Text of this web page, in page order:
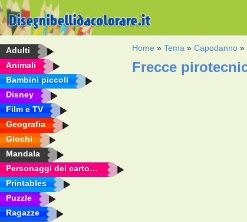
Adulti
Animali
Bambini piccoli
Disney
Film e TV
Geografia
Giochi
Mandala
Personaggi dei cartoni animati
Printables
Puzzle
Ragazze
Home »Tema »Capodanno »
Frecce